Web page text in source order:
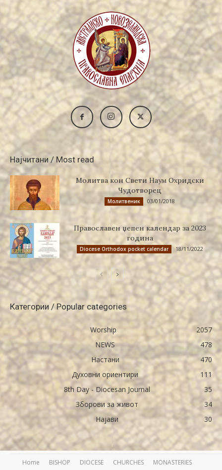
Најчитани / Most read
Молитва кон Свети Наум Охридски
Чудотворец
Молитвеник 03/01/2018
Православен џепен календар за 2023
година
Diocese Orthodox pocket calendar 18/11/2022
Категории / Popular categories
Worship
2057
NEWS
478
Настани
470
Духовни ориентири
111
8th Day - Diocesan Journal
35
Зборови за живот
34
Најави
30
Home BISHOP DIOCESE CHURCHES
MONASTERIES